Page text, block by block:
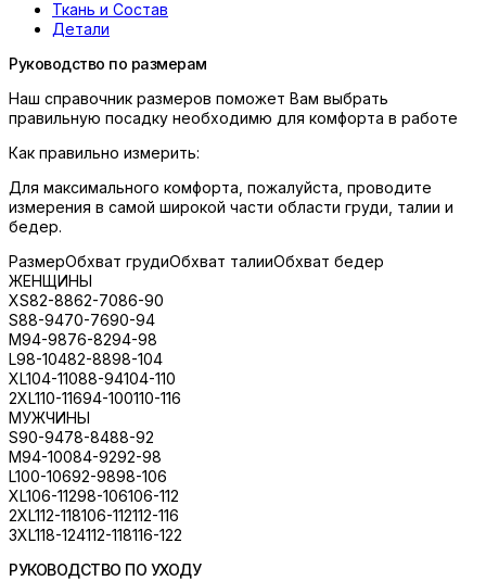
Ткань и Состав
Детали
Руководство по размерам
Наш справочник размеров поможет Вам выбрать
правильную посадку необходимю для комфорта в работе
Как правильно измерить:
Для максимального комфорта, пожалуйста, проводите
измерения в самой широкой части области груди, талии и
бедер.
РазмерОбхват грудиОбхват талииОбхват бедер
ЖЕНЩИНЫ
XS82-8862-7086-90
S88-9470-7690-94
M94-9876-8294-98
L98-10482-8898-104
XL104-11088-94104-110
2XL110-11694-100110-116
МУЖЧИНЫ
S90-9478-8488-92
M94-10084-9292-98
L100-10692-9898-106
XL106-11298-106106-112
2XL112-118106-112112-116
3XL118-124112-118116-122
РУКОВОДСТВО ПО УХОДУ